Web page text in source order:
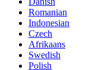
Romanian
Indonesian
Czech
Afrikaans
Swedish
Polish